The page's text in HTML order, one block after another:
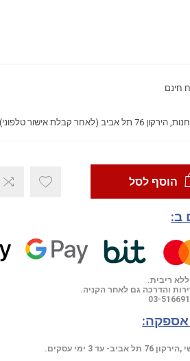
חינם
(לאחר קבלת אישור טלפוני)
הוסף לסל
ב:
והדרכה גם לאחר הקניה.
03-
אספקה:
עד 3 ימי עסקים.